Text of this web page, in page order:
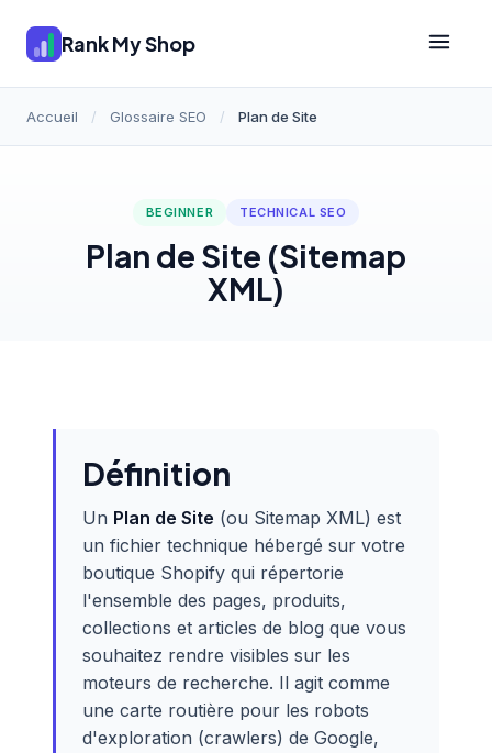
Rank My Shop
Accueil / Glossaire SEO / Plan de Site
BEGINNER TECHNICAL SEO
Plan de Site (Sitemap
XML)
Définition
Un Plan de Site (ou Sitemap XML) est
un fichier technique hébergé sur votre
boutique Shopify qui répertorie
l'ensemble des pages, produits,
collections et articles de blog que vous
souhaitez rendre visibles sur les
moteurs de recherche. Il agit comme
une carte routière pour les robots
d'exploration (crawlers) de Google,